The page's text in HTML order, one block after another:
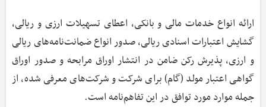
ارائه انواع خدمات مالی و بانکی، اعطای تسهیلات ارزی و ریالی،
گشایش اعتبارات اسنادی ریالی، صدور انواع ضمانت‌نامه‌های ریالی
و ارزی، پذیرش رکن ضامن در انتشار اوراق مرابحه و صدور اوراق
گواهی اعتبار مولد (گام) برای شرکت و شرکت‌های معرفی شده، از
جمله موارد مورد توافق در این تفاهم‌نامه است‌.